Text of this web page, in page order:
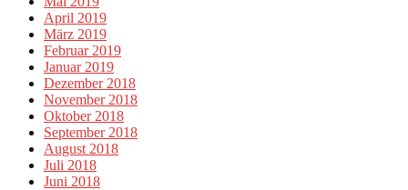
April 2019
März 2019
Februar 2019
Januar 2019
Dezember 2018
November 2018
Oktober 2018
September 2018
August 2018
Juli 2018
Juni 2018